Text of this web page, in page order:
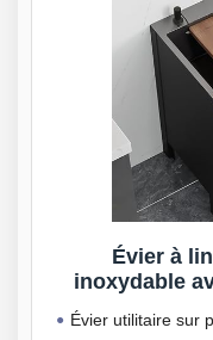
Évier à
inoxydable
portable pour
design
Évier utilitaire sur